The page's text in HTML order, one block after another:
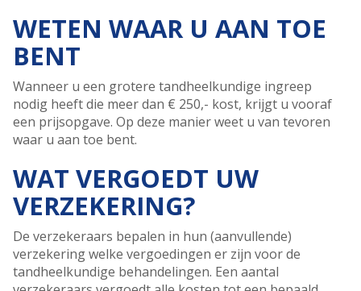
WETEN WAAR U AAN TOE
BENT
Wanneer u een grotere tandheelkundige ingreep
nodig heeft die meer dan € 250,- kost, krijgt u vooraf
een prijsopgave. Op deze manier weet u van tevoren
waar u aan toe bent.
WAT VERGOEDT UW
VERZEKERING?
De verzekeraars bepalen in hun (aanvullende)
verzekering welke vergoedingen er zijn voor de
tandheelkundige behandelingen. Een aantal